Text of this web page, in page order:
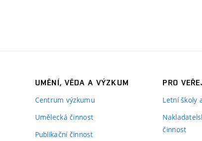
UMĚNÍ, VĚDA A VÝZKUM
Centrum výzkumu
Umělecká činnost
Publikační činnost
PRO
Letní školy
činnost